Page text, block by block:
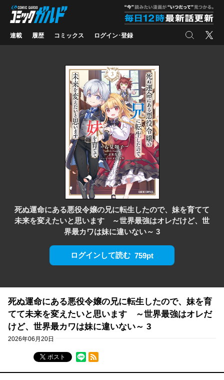
コミックガルド
連載 履歴 コミックス ログイン･登録 検索 X
死ぬ運命にある悪役令嬢の兄に転生したので、妹を育てて
未来を変えたいと思います ～世界最強はオレだけど、世
界最カワは妹に違いない～ 3
ログインして読む 759pt
死ぬ運命にある悪役令嬢の兄に転生したので、妹を育
てて未来を変えたいと思います ～世界最強はオレだ
けど、世界最カワは妹に違いない～ 3
2026年06月20日
ポスト
RSSフィード